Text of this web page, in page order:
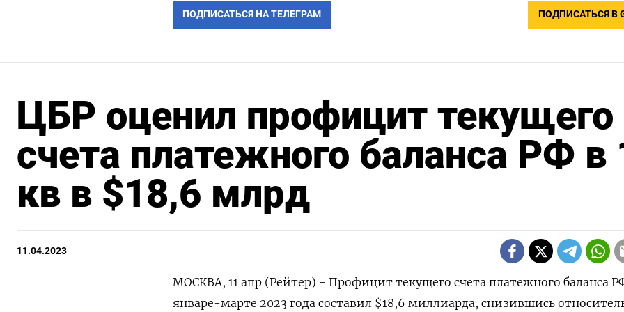
ПОДПИСАТЬСЯ НА ТЕЛЕГРАМ ПОДПИСАТЬСЯ В
ЦБР оценил профицит текущего
счета платежного баланса РФ в
кв в $18,6 млрд
11.04.2023
МОСКВА, 11 апр (Рейтер) - Профицит текущего счета платежного баланса
январе-марте 2023 года составил $18,6 миллиарда, снизившись